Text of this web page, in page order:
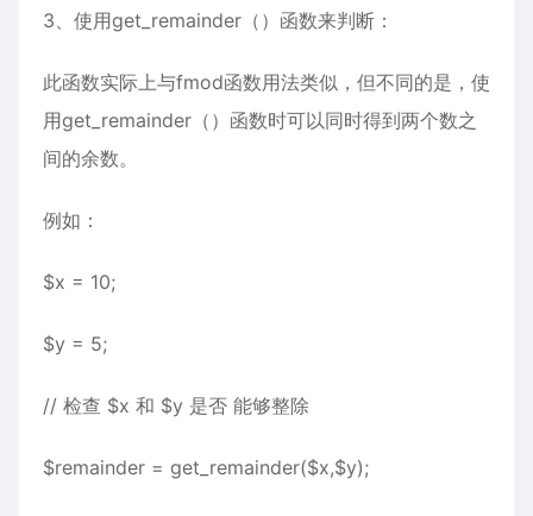
3、使用get_remainder（）函数来判断：
此函数实际上与fmod函数用法类似，但不同的是，使
用get_remainder（）函数时可以同时得到两个数之
间的余数。
例如：
$x = 10;
$y = 5;
// 检查 $x 和 $y 是否 能够整除
$remainder = get_remainder($x,$y);